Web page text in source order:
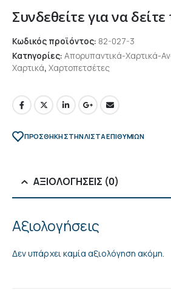
Συνδεθείτε για να δείτε
Κωδικός προϊόντος: 82-027-3
Κατηγορίες: Απορυπαντικά-Χαρτικά-
Χαρτικά, Χαρτοπετσέτες
ΠΡΌΣΘΉΚΗ ΣΤΗΝ ΛΊΣΤΑ ΕΠΙΘΥΜΙΏΝ
ΑΞΙΟΛΟΓΉΣΕΙΣ (0)
Αξιολογήσεις
Δεν υπάρχει καμία αξιολόγηση ακόμη.